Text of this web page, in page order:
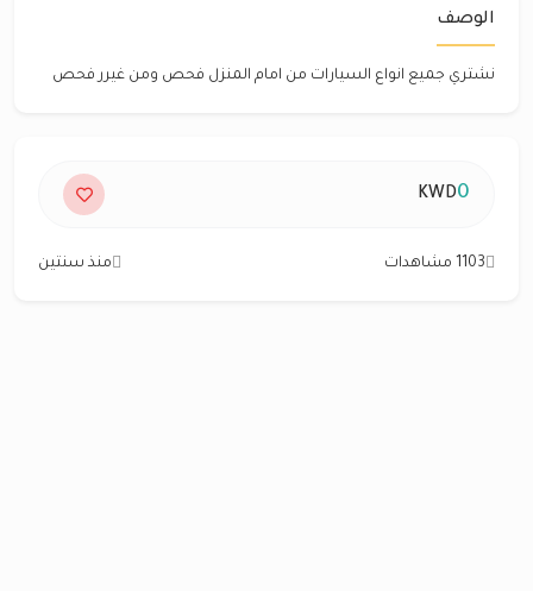
الوصف
نشتري جميع انواع السيارات من امام المنزل فحص ومن غيرر فحص
0
KWD
1103 مشاهدات منذ سنتين